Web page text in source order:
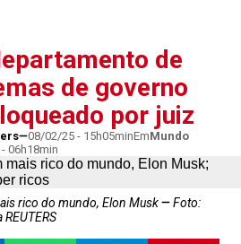
de
de governo
por juiz
08/02/25 - 15h05minEmMundo
06h18min
rico do mundo, Elon Musk
Foto: